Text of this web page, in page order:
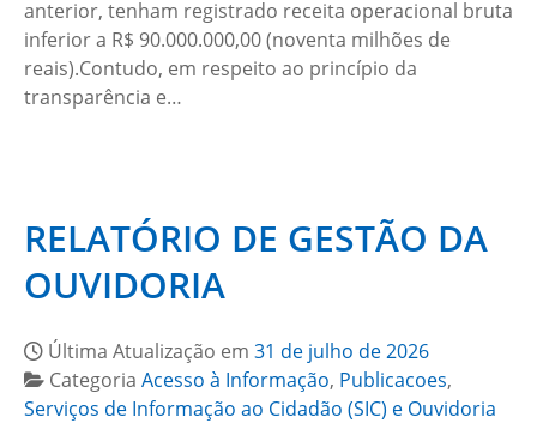
anterior, tenham registrado receita operacional bruta
inferior a R$ 90.000.000,00 (noventa milhões de
reais).Contudo, em respeito ao princípio da
transparência e…
RELATÓRIO DE GESTÃO DA
OUVIDORIA
Última Atualização em 31 de julho de 2026
Categoria Acesso à Informação, Publicacoes,
Serviços de Informação ao Cidadão (SIC) e Ouvidoria